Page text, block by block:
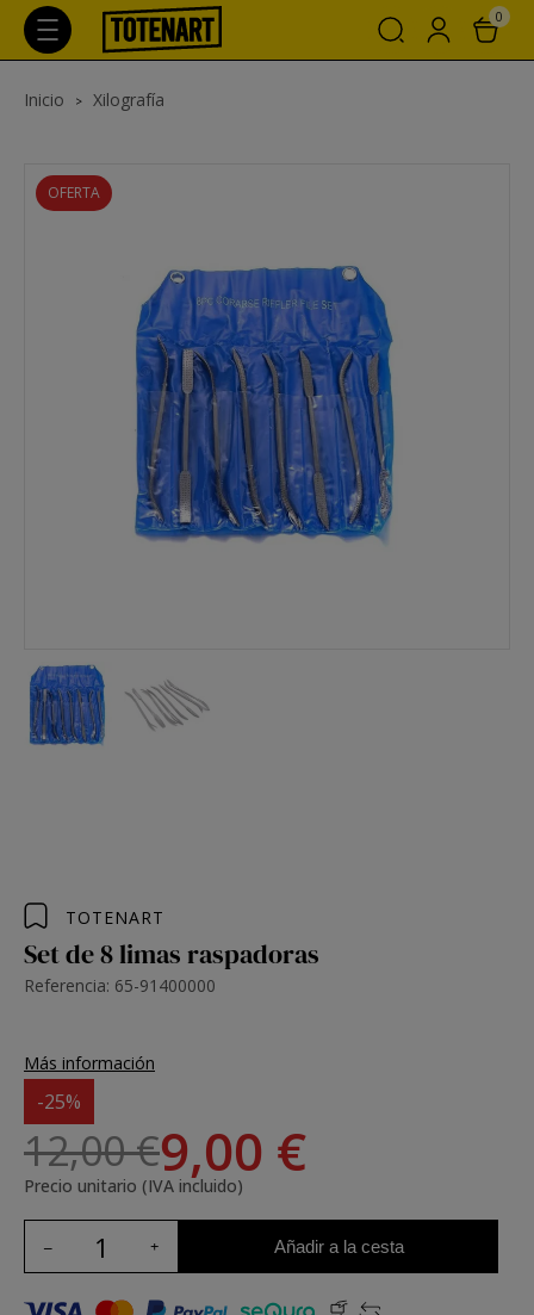
0
Inicio Xilografía
OFERTA
TOTENART
Set de 8 limas raspadoras
Referencia: 65-91400000
Más información
-25%
12,00 €9,00 €
Precio unitario (IVA incluido)
Añadir a la cesta